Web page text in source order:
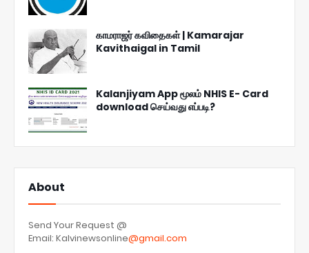
காமராஜர் கவிதைகள் | Kamarajar
Kavithaigal in Tamil
Kalanjiyam App மூலம் NHIS E- Card
download செய்வது எப்படி?
About
Send Your Request @
Email: Kalvinewsonline@gmail.com